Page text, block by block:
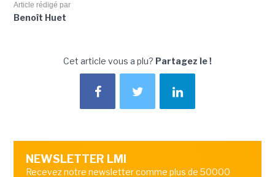
Article rédigé par
Benoît Huet
Cet article vous a plu? Partagez le !
NEWSLETTER LMI
Recevez notre newsletter comme plus de 50000